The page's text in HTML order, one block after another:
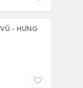
- HƯNG